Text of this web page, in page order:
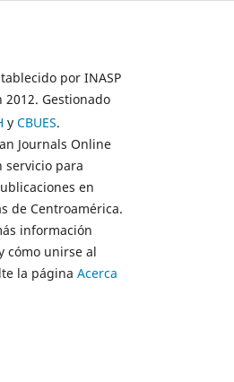
por INASP
2012. Gestionado
y CBUES.
Journals Online
servicio para
en
de Centroamérica.
información
cómo unirse al
la página Acerca